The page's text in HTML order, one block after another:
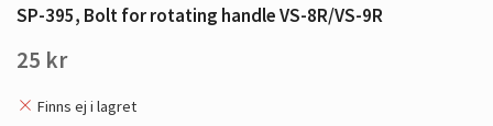
SP-395, Bolt for rotating handle VS-8R/VS-9R
25 kr
Finns ej i lagret